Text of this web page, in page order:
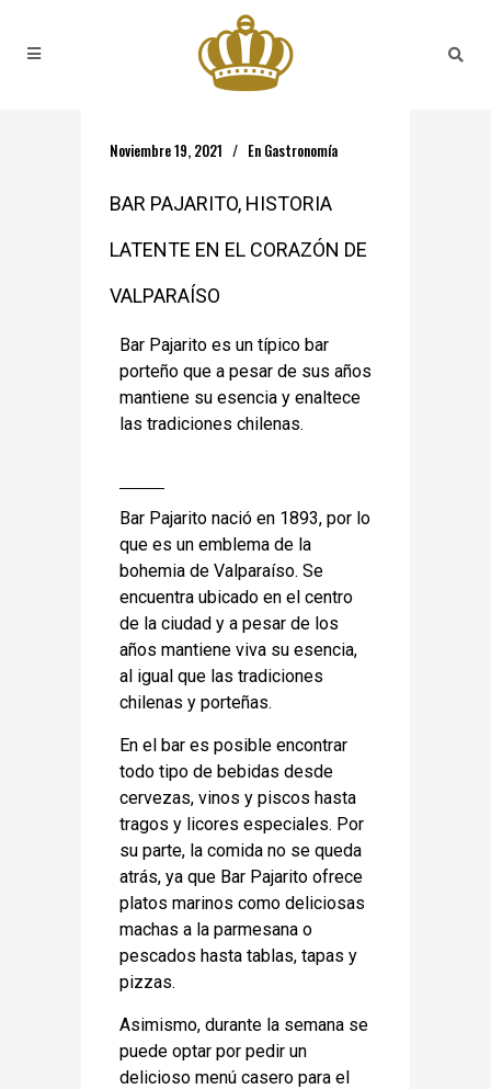
Noviembre 19, 2021 En Gastronomía
BAR PAJARITO, HISTORIA
LATENTE EN EL CORAZÓN DE
VALPARAÍSO
Bar Pajarito es un típico bar
porteño que a pesar de sus años
mantiene su esencia y enaltece
las tradiciones chilenas.
Bar Pajarito nació en 1893, por lo
que es un emblema de la
bohemia de Valparaíso. Se
encuentra ubicado en el centro
de la ciudad y a pesar de los
años mantiene viva su esencia,
al igual que las tradiciones
chilenas y porteñas.
En el bar es posible encontrar
todo tipo de bebidas desde
cervezas, vinos y piscos hasta
tragos y licores especiales. Por
su parte, la comida no se queda
atrás, ya que Bar Pajarito ofrece
platos marinos como deliciosas
machas a la parmesana o
pescados hasta tablas, tapas y
pizzas.
Asimismo, durante la semana se
puede optar por pedir un
delicioso menú casero para el